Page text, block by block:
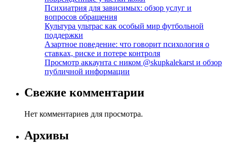
Психиатрия для зависимых: обзор услуг и
вопросов обращения
Культура ультрас как особый мир футбольной
поддержки
Азартное поведение: что говорит психология о
ставках, риске и потере контроля
Просмотр аккаунта с ником @skupkalekarst и обзор
публичной информации
Свежие комментарии
Нет комментариев для просмотра.
Архивы